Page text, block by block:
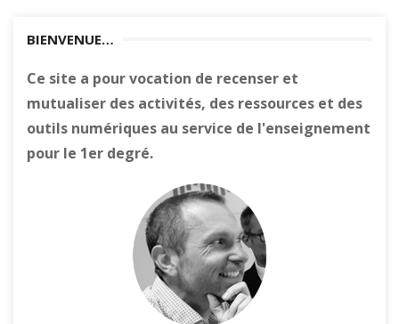
BIENVENUE…
Ce site a pour vocation de recenser et
mutualiser des activités, des ressources et des
outils numériques au service de l'enseignement
pour le 1er degré.